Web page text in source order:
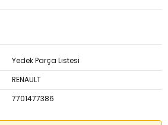
Yedek Parça Listesi
RENAULT
7701477386